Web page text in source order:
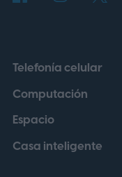
Telefonía celular
Computación
Espacio
Casa inteligente